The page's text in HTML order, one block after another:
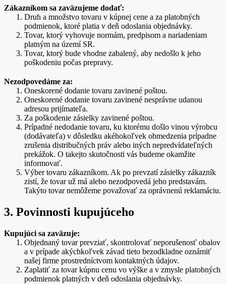
Zákazníkom sa zaväzujeme dodať:
Druh a množstvo tovaru v kúpnej cene a za platobných
podmienok, ktoré platia v deň odoslania objednávky.
Tovar, ktorý vyhovuje normám, predpisom a nariadeniam
platným na území SR.
Tovar, ktorý bude vhodne zabalený, aby nedošlo k jeho
poškodeniu počas prepravy.
Nezodpovedáme za:
Oneskorené dodanie tovaru zavinené poštou.
Oneskorené dodanie tovaru zavinené nesprávne udanou
adresou prijímateľa.
Za poškodenie zásielky zavinené poštou.
Prípadné nedodanie tovaru, ku ktorému došlo vinou výrobcu
(dodávateľa) v dôsledku akéhokoľvek obmedzenia prípadne
zrušenia distribučných práv alebo iných nepredvídateľných
prekážok. O takejto skutočnosti vás budeme okamžite
informovať.
Výber tovaru zákazníkom. Ak po prevzatí zásielky zákazník
zistí, že tovar už má alebo nezodpovedá jeho predstavám.
Takýto tovar nemôžeme považovať za oprávnenú reklamáciu.
3. Povinnosti kupujúceho
Kupujúci sa zaväzuje:
Objednaný tovar prevziať, skontrolovať neporušenosť obalov
a v prípade akýchkoľvek závad tieto bezodkladne oznámiť
našej firme prostredníctvom kontaktných údajov.
Zaplatiť za tovar kúpnu cenu vo výške a v zmysle platobných
podmienok platných v deň odoslania objednávky.